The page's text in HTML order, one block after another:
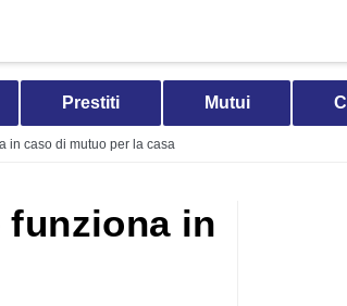
Prestiti Mutui
in caso di mutuo per la casa
funziona in